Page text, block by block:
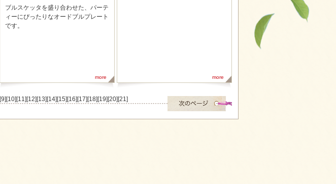
ブルスケッタを盛り合わせた、パーテ
ィーにぴったりなオードブルプレート
です。
more more
[9] [10] [11] [12] [13] [14] [15] [16] [17] [18] [19] [20] [21]